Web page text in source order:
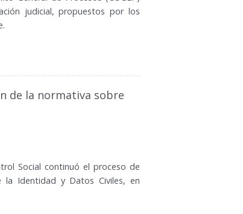
judicial, propuestos por los
de la normativa sobre
Social continuó el proceso de
la Identidad y Datos Civiles, en